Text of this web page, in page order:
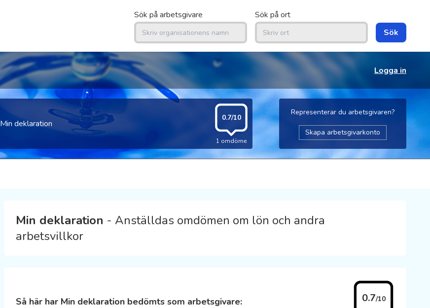
Sök på arbetsgivare
Sök på ort
Sök
Logga in
Min deklaration
0.7/10
1 omdöme
Representerar du arbetsgivaren?
Skapa arbetsgivarkonto
Min deklaration - Anställdas omdömen om lön och andra
arbetsvillkor
Så här har Min deklaration bedömts som arbetsgivare: 0.7/10